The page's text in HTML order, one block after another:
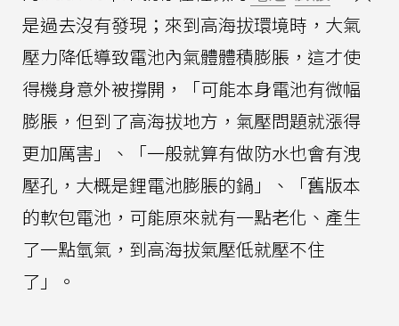
是過去沒有發現；來到高海拔環境時，大氣
壓力降低導致電池內氣體體積膨脹，這才使
得機身意外被撐開，「可能本身電池有微幅
膨脹，但到了高海拔地方，氣壓問題就漲得
更加厲害」、「一般就算有做防水也會有洩
壓孔，大概是鋰電池膨脹的鍋」、「舊版本
的軟包電池，可能原來就有一點老化、產生
了一點氫氣，到高海拔氣壓低就壓不住
了」。